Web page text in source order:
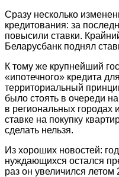
Сразу несколько
кредитования: за
повысили ставки.
Беларусбанк поднял
К тому же крупнейший
«ипотечного» кредита
территориальный
было стоять в очереди
в региональных городах
ставке на покупку
сделать нельзя.
Из хороших новостей:
нуждающихся остался
раз он увеличился летом